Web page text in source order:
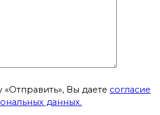
Вы даете согласие
данных.